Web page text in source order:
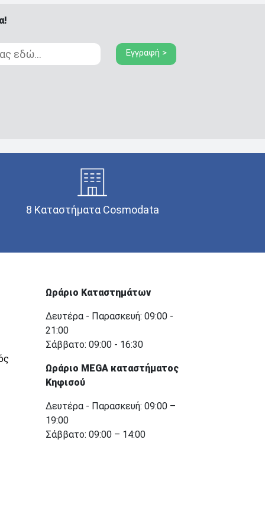
Εγγραφή >
8 Καταστήματα Cosmodata
Ωράριο Καταστημάτων
Δευτέρα - Παρασκευή: 09:00 -
21:00
Σάββατο: 09:00 - 16:30
Ωράριο MEGA καταστήματος
Κηφισού
Δευτέρα - Παρασκευή: 09:00 –
19:00
Σάββατο: 09:00 – 14:00